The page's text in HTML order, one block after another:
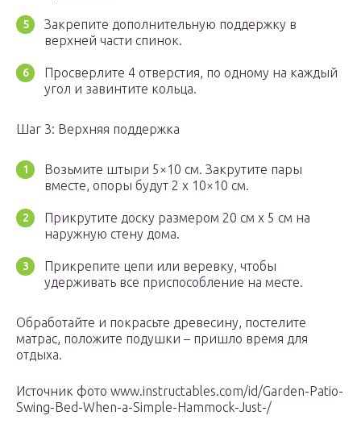
Закрепите дополнительную поддержку в
верхней части спинок.
Просверлите 4 отверстия, по одному на каждый
угол и завинтите кольца.
Шаг 3: Верхняя поддержка
Возьмите штыри 5×10 см. Закрутите пары
вместе, опоры будут 2 x 10×10 см.
Прикрутите доску размером 20 см х 5 см на
наружную стену дома.
Прикрепите цепи или веревку, чтобы
удерживать все приспособление на месте.
Обработайте и покрасьте древесину, постелите
матрас, положите подушки – пришло время для
отдыха.
Источник фото www.instructables.com/id/Garden-Patio-
Swing-Bed-When-a-Simple-Hammock-Just-/